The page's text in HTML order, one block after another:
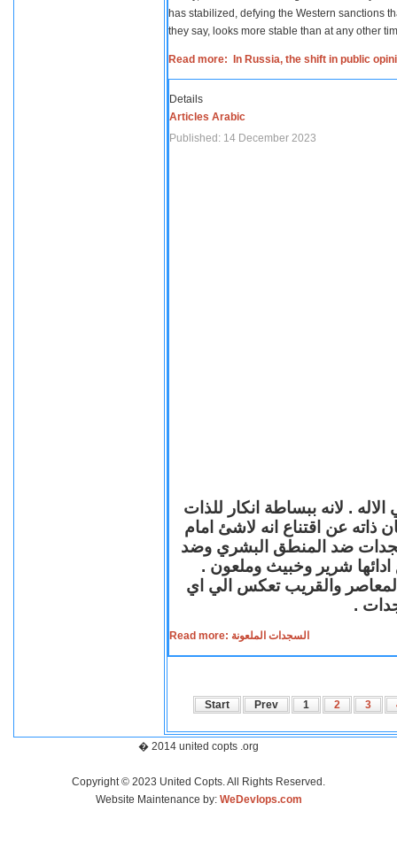
has stabilized, defying the Western sanctions
they say, looks more stable than at any other
Read more: In Russia, the shift in public
Details
Articles Arabic
Published: 14 December 2023
. لانه ببساطة انكار للذات
ذاته عن اقتناع انه لاشئ امام
ضد المنطق البشري وضد
ادائها شرير وخبيث وملعون .
المعاصر والقريب تعكس الي اي
.
Read more: السجدات الملعونة
Start Prev 1 2 3
� 2014 united copts .org
Copyright © 2023 United Copts. All Rights Reserved.
Website Maintenance by: WeDevlops.com